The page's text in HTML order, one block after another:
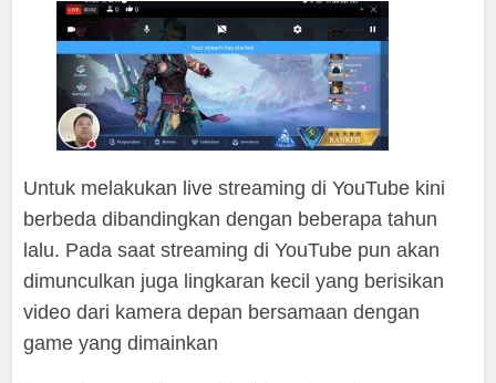
Untuk melakukan live streaming di YouTube kini
berbeda dibandingkan dengan beberapa tahun
lalu. Pada saat streaming di YouTube pun akan
dimunculkan juga lingkaran kecil yang berisikan
video dari kamera depan bersamaan dengan
game yang dimainkan